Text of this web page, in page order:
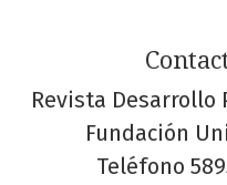
Revista
Fundación
Teléfono